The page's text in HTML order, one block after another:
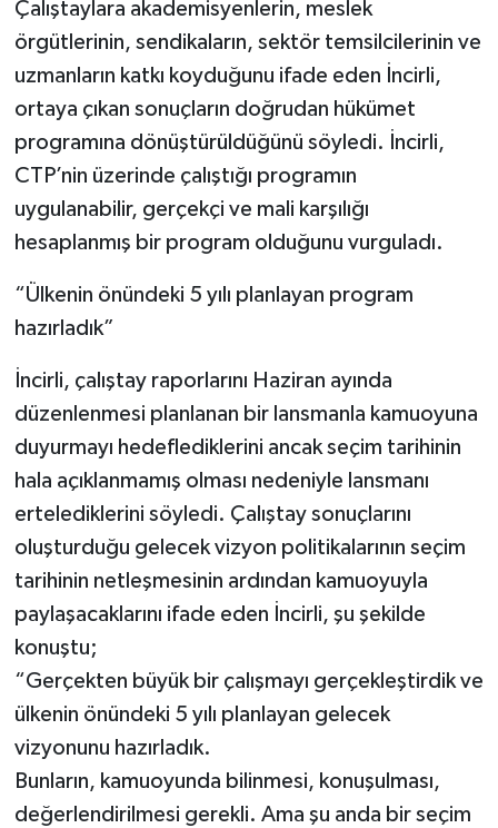
Çalıştaylara akademisyenlerin, meslek
örgütlerinin, sendikaların, sektör temsilcilerinin ve
uzmanların katkı koyduğunu ifade eden İncirli,
ortaya çıkan sonuçların doğrudan hükümet
programına dönüştürüldüğünü söyledi. İncirli,
CTP’nin üzerinde çalıştığı programın
uygulanabilir, gerçekçi ve mali karşılığı
hesaplanmış bir program olduğunu vurguladı.
“Ülkenin önündeki 5 yılı planlayan program
hazırladık”
İncirli, çalıştay raporlarını Haziran ayında
düzenlenmesi planlanan bir lansmanla kamuoyuna
duyurmayı hedeflediklerini ancak seçim tarihinin
hala açıklanmamış olması nedeniyle lansmanı
ertelediklerini söyledi. Çalıştay sonuçlarını
oluşturduğu gelecek vizyon politikalarının seçim
tarihinin netleşmesinin ardından kamuoyuyla
paylaşacaklarını ifade eden İncirli, şu şekilde
konuştu;
“Gerçekten büyük bir çalışmayı gerçekleştirdik ve
ülkenin önündeki 5 yılı planlayan gelecek
vizyonunu hazırladık.
Bunların, kamuoyunda bilinmesi, konuşulması,
değerlendirilmesi gerekli. Ama şu anda bir seçim